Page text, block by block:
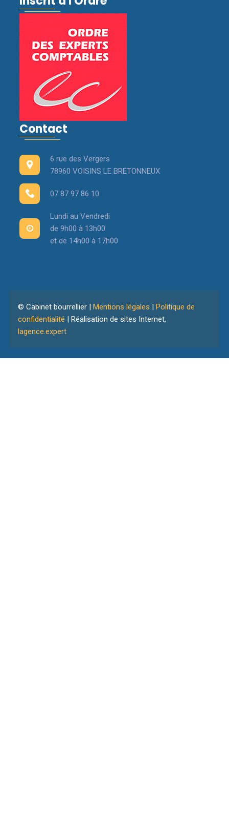
Contact
6 rue des Vergers
78960 VOISINS LE BRETONNEUX
07 87 97 86 10
Lundi au Vendredi
de 9h00 à 13h00
et de 14h00 à 17h00
© Cabinet bourrellier | Mentions légales | Politique de
confidentialité | Réalisation de sites Internet,
lagence.expert